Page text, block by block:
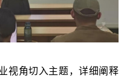
视角切入主题，详细阐释